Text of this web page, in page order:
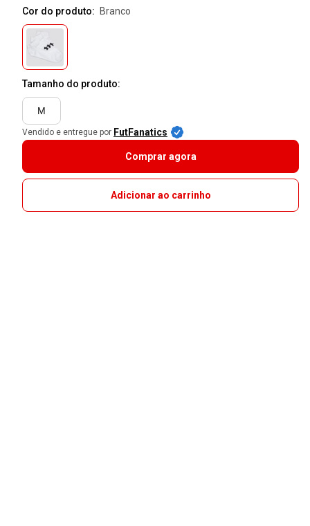
Cor do produto: branco
Tamanho do produto:
M
Vendido e entregue por FutFanatics
Comprar agora
Adicionar ao carrinho